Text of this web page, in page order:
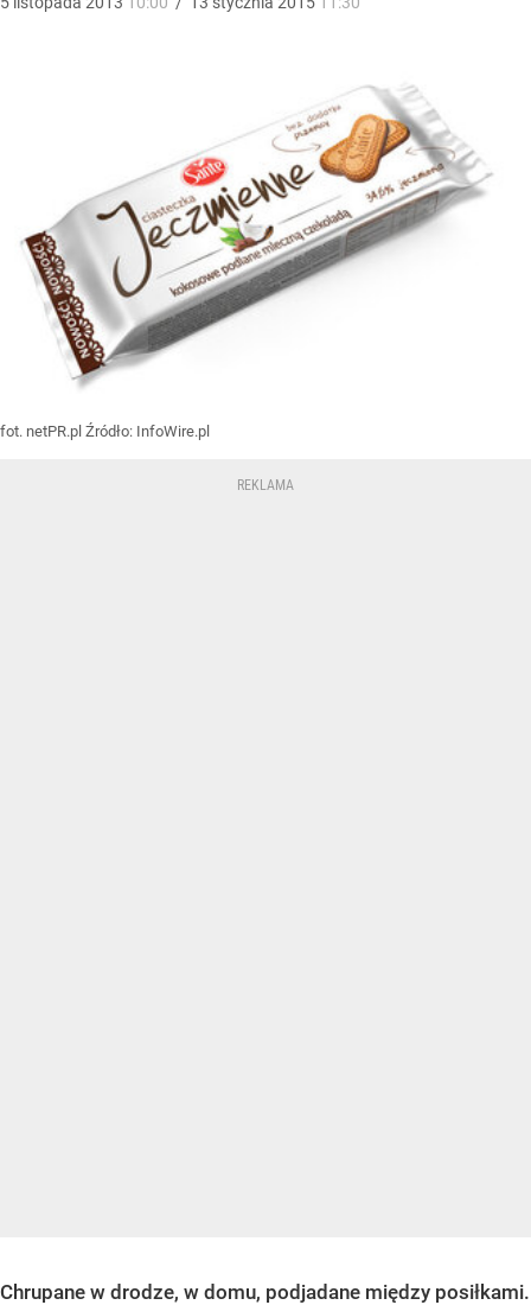
fot. netPR.pl Źródło: InfoWire.pl
Chrupane w drodze, w domu, podjadane między posiłkami.